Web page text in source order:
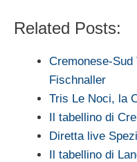
Related Posts:
Cremonese-
Fischnaller
Tris Le Noci, la
Il tabellino di
Diretta live
Il tabellino di